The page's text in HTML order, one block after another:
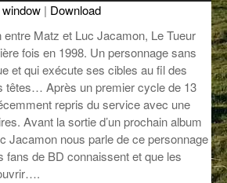
| Download
entre Matz et Luc Jacamon, Le Tueur
fois en 1998. Un personnage sans
et qui exécute ses cibles au fil des
têtes… Après un premier cycle de 13
repris du service avec une
Avant la sortie d’un prochain album
Jacamon nous parle de ce personnage
fans de BD connaissent et que les